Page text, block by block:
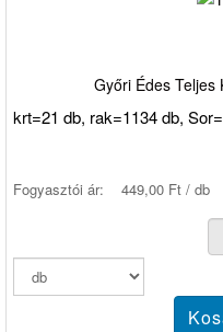
Győri Édes Teljes
krt=21 db, rak=1134 db,
Fogyasztói ár: 449,00 Ft / db